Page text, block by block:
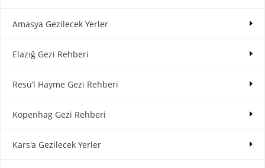
Amasya Gezilecek Yerler
Elazığ Gezi Rehberi
Resü’l Hayme Gezi Rehberi
Kopenhag Gezi Rehberi
Kars'a Gezilecek Yerler